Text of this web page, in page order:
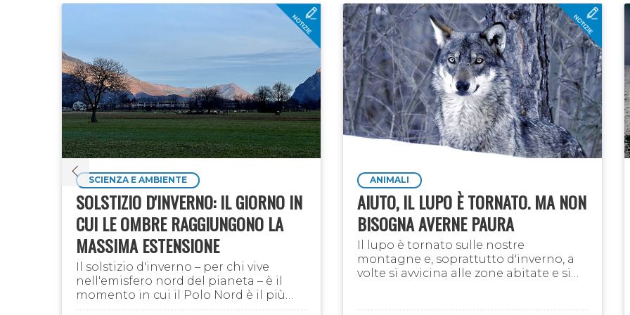
SCIENZA E AMBIENTE
SOLSTIZIO D'INVERNO: IL GIORNO IN
CUI LE OMBRE RAGGIUNGONO LA
MASSIMA ESTENSIONE
Il solstizio d'inverno – per chi vive
nell'emisfero nord del pianeta – è il
momento in cui il Polo Nord è il più
distante possibile dal Sole; il solstizio
ANIMALI
AIUTO, IL LUPO È TORNATO. MA NON
BISOGNA AVERNE PAURA
Il lupo è tornato sulle nostre
montagne e, soprattutto d'inverno, a
volte si avvicina alle zone abitate e si